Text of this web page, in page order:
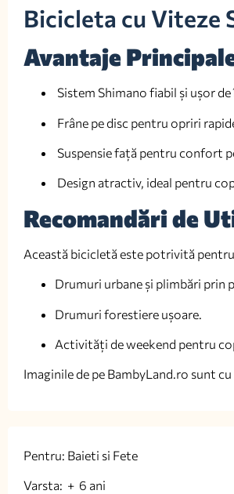
Bicicleta cu Viteze
Avantaje
Sistem Shimano fiabil și ușor
Frâne pe disc pentru opriri
Suspensie față pentru confort
Design atractiv, ideal pentru
Recomandări de
Această bicicletă este potrivită
Drumuri urbane și plimbări prin
Drumuri forestiere ușoare.
Activități de weekend pentru
Imaginile de pe BambyLand.ro sunt
Pentru: Baieti si Fete
Varsta: + 6 ani